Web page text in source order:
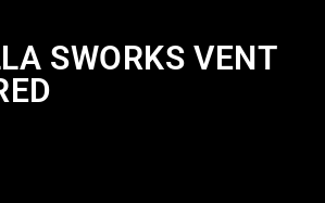
SWORKS VENT